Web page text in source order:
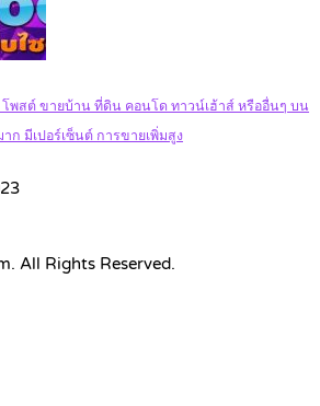
พสต์ ขายบ้าน ที่ดิน คอนโด ทาวน์เฮ้าส์ หรืออื่นๆ บน
าก มีเปอร์เซ็นต์ การขายเพิ่มสูง
All Rights Reserved.